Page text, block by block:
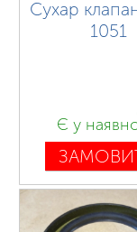
Сухар
1051
Є у